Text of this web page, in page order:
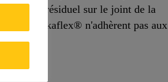
résiduel sur le joint de la
ou Sikaflex® n'adhèrent pas aux